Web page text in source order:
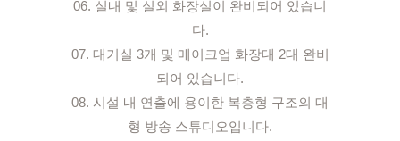
06. 실내 및 실외 화장실이 완비되어 있습니
다.
07. 대기실 3개 및 메이크업 화장대 2대 완비
되어 있습니다.
08. 시설 내 연출에 용이한 복층형 구조의 대
형 방송 스튜디오입니다.